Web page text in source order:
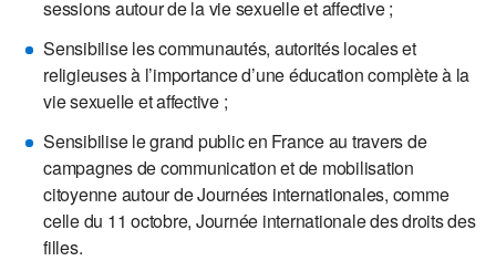
sessions autour de la vie sexuelle et affective ;
Sensibilise les communautés, autorités locales et
religieuses à l’importance d’une éducation complète à la
vie sexuelle et affective ;
Sensibilise le grand public en France au travers de
campagnes de communication et de mobilisation
citoyenne autour de Journées internationales, comme
celle du 11 octobre, Journée internationale des droits des
filles.